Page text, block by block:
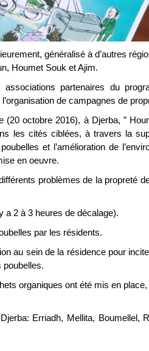
généralisé à d’autres
Houmet Souk et Ajim.
partenaires du
de campagnes de
octobre 2016), à Djerba, ”
les cités ciblées, à travers la
et l’amélioration de
en oeuvre.
problèmes de la propreté
a 2 à 3 heures de décalage).
par les résidents.
au sein de la résidence pour
poubelles.
organiques ont été mis en
Erriadh, Mellita, Boumellel,